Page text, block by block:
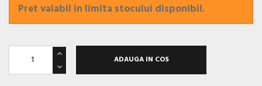
Pret valabil in limita stocului disponibil.
ADAUGA IN COS